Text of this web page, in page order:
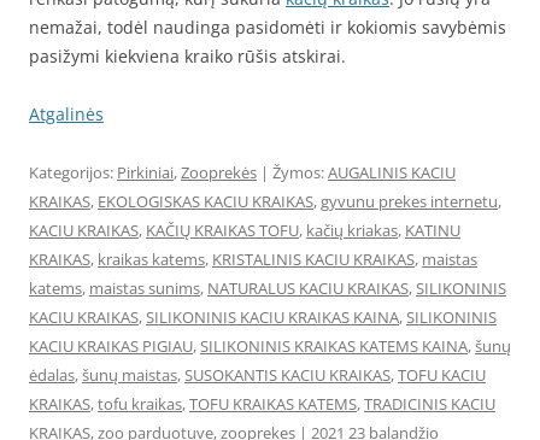
nemažai, todėl naudinga pasidomėti ir kokiomis savybėmis
pasižymi kiekviena kraiko rūšis atskirai.
Atgalinės
Kategorijos: Pirkiniai,Zooprekės | Žymos:AUGALINIS KACIU
KRAIKAS, EKOLOGISKAS KACIU KRAIKAS,gyvunu prekes internetu,
KACIU KRAIKAS, KAČIŲ KRAIKAS TOFU, kačių kriakas, KATINU
KRAIKAS, kraikas katems, KRISTALINIS KACIU KRAIKAS, maistas
katems, maistas sunims, NATURALUS KACIU KRAIKAS,SILIKONINIS
KACIU KRAIKAS,SILIKONINIS KACIU KRAIKAS KAINA,SILIKONINIS
KACIU KRAIKAS PIGIAU,SILIKONINIS KRAIKAS KATEMS KAINA,šunų
ėdalas,šunų maistas,SUSOKANTIS KACIU KRAIKAS,TOFU KACIU
KRAIKAS,tofu kraikas,TOFU KRAIKAS KATEMS,TRADICINIS KACIU
KRAIKAS,zoo parduotuve,zooprekes | 2021 23 balandžio